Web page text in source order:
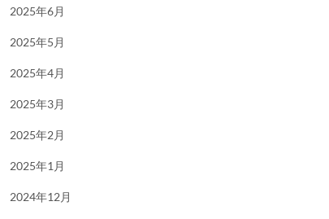
2025年6月
2025年5月
2025年4月
2025年3月
2025年2月
2025年1月
2024年12月